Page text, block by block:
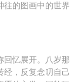
往的图画中的世界
回忆展开。八岁那
经，反复念叨自己